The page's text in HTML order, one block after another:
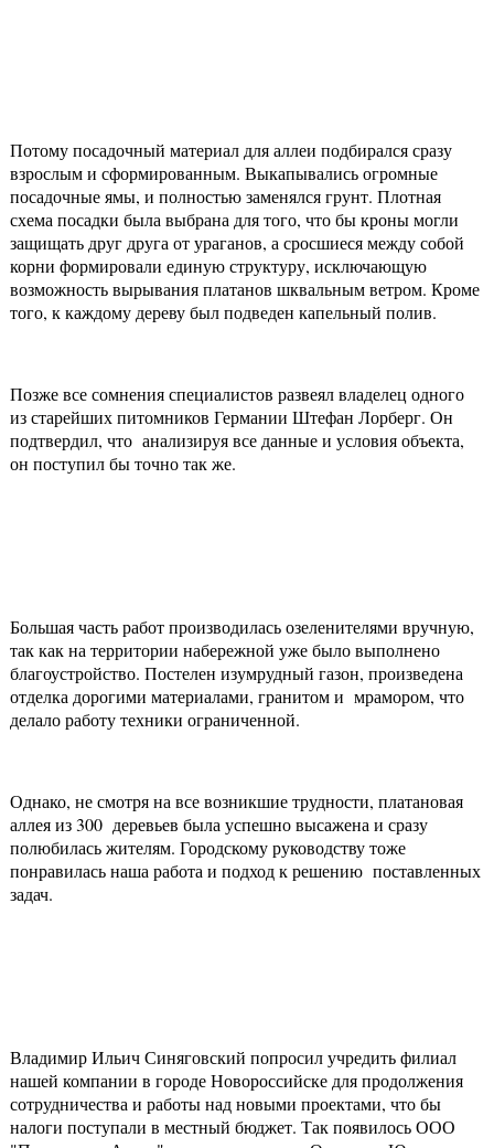
Потому посадочный материал для аллеи подбирался сразу
взрослым и сформированным. Выкапывались огромные
посадочные ямы, и полностью заменялся грунт. Плотная
схема посадки была выбрана для того, что бы кроны могли
защищать друг друга от ураганов, а сросшиеся между собой
корни формировали единую структуру, исключающую
возможность вырывания платанов шквальным ветром. Кроме
того, к каждому дереву был подведен капельный полив.
Позже все сомнения специалистов развеял владелец одного
из старейших питомников Германии Штефан Лорберг. Он
подтвердил, что анализируя все данные и условия объекта,
он поступил бы точно так же.
Большая часть работ производилась озеленителями вручную,
так как на территории набережной уже было выполнено
благоустройство. Постелен изумрудный газон, произведена
отделка дорогими материалами, гранитом и мрамором, что
делало работу техники ограниченной.
Однако, не смотря на все возникшие трудности, платановая
аллея из 300 деревьев была успешно высажена и сразу
полюбилась жителям. Городскому руководству тоже
понравилась наша работа и подход к решению поставленных
задач.
Владимир Ильич Синяговский попросил учредить филиал
нашей компании в городе Новороссийске для продолжения
сотрудничества и работы над новыми проектами, что бы
налоги поступали в местный бюджет. Так появилось ООО